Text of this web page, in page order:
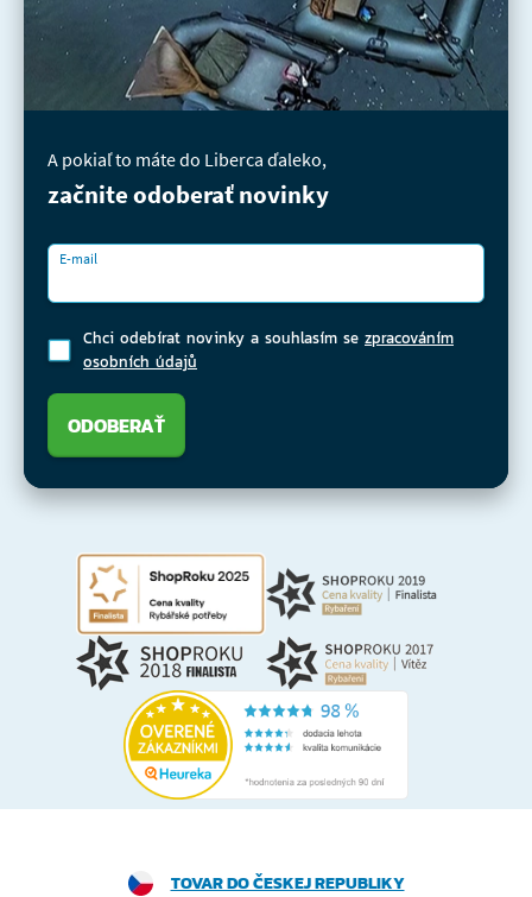
A pokiaľ to máte do Liberca ďaleko,
začnite odoberať novinky
E-mail
Chci odebírat novinky a souhlasím se zpracováním
osobních údajů
ODOBERAŤ
TOVAR DO ČESKEJ REPUBLIKY